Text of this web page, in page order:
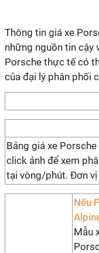
Thông tin giá xe
những nguồn tin cậy
Porsche thực tế có
của đại lý phân phối
Bảng giá xe
click ảnh để xem
tại vòng/phút. Đơn
Nếu
Mẫu